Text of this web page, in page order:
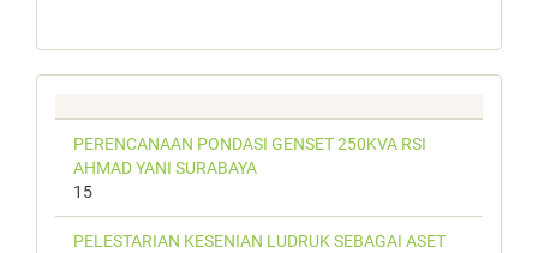
PERENCANAAN PONDASI GENSET 250KVA RSI
AHMAD YANI SURABAYA
15
PELESTARIAN KESENIAN LUDRUK SEBAGAI ASET